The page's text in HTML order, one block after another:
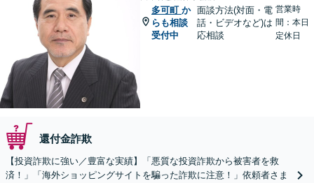
多可町 か
らも相談
受付中
面談方法(対面・電
話・ビデオなど)は
応相談
営業時
間：本日
定休日
還付金詐欺
【投資詐欺に強い／豊富な実績】「悪質な投資詐欺から被害者を救
済！」「海外ショッピングサイトを騙った詐欺に注意！」依頼者さま